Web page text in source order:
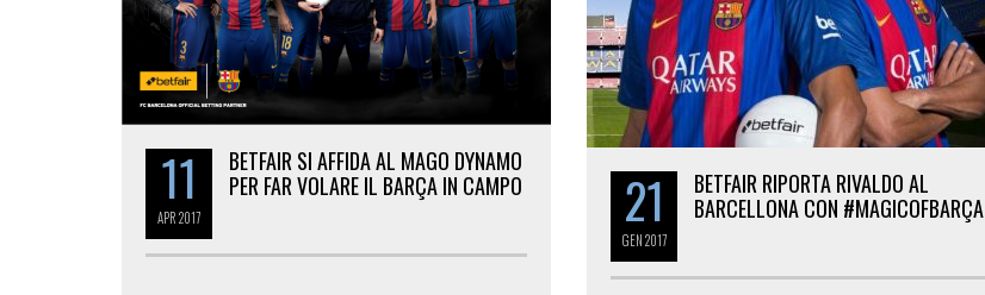
11
APR2017
BETFAIR SI AFFIDA AL MAGO DYNAMO
PER FAR VOLARE IL BARÇA IN CAMPO
21
GEN2017
BETFAIR RIPORTA RIVALDO AL
BARCELLONA CON #MAGICOFBARÇA